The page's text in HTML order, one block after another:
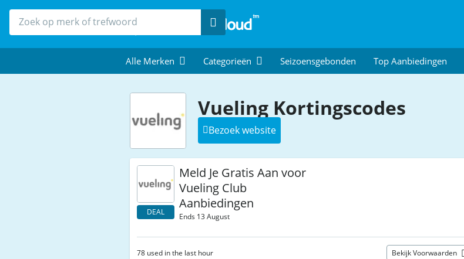
Zoek
Alle Merken Categorieën Seizoensgebonden Top Aanbiedingen
Vueling Kortingscodes
Bezoek website
DEAL
Meld Je Gratis Aan voor
Vueling Club
Aanbiedingen
Ends 13 August
78 used in the last hour Bekijk Voorwaarden